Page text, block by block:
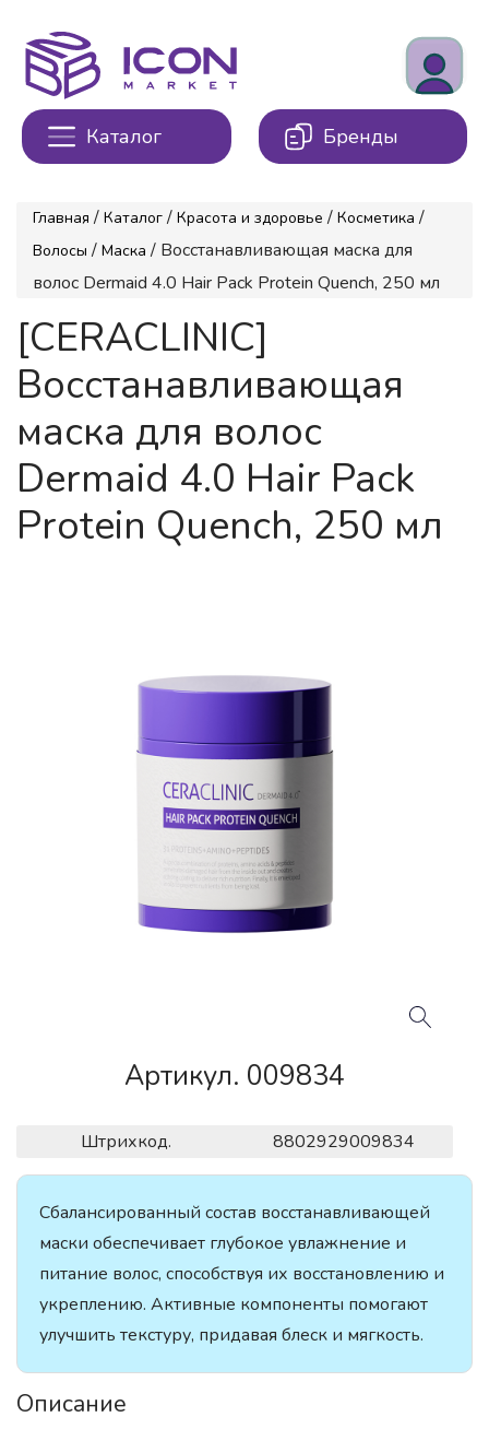
Каталог Бренды
Главная / Каталог / Красота и здоровье / Косметика /
Волосы / Маска / Восстанавливающая маска для
волос Dermaid 4.0 Hair Pack Protein Quench, 250 мл
[CERACLINIC]
Восстанавливающая
маска для волос
Dermaid 4.0 Hair Pack
Protein Quench, 250 мл
Артикул. 009834
Штрихкод. 8802929009834
Сбалансированный состав восстанавливающей
маски обеспечивает глубокое увлажнение и
питание волос, способствуя их восстановлению и
укреплению. Активные компоненты помогают
улучшить текстуру, придавая блеск и мягкость.
Описание